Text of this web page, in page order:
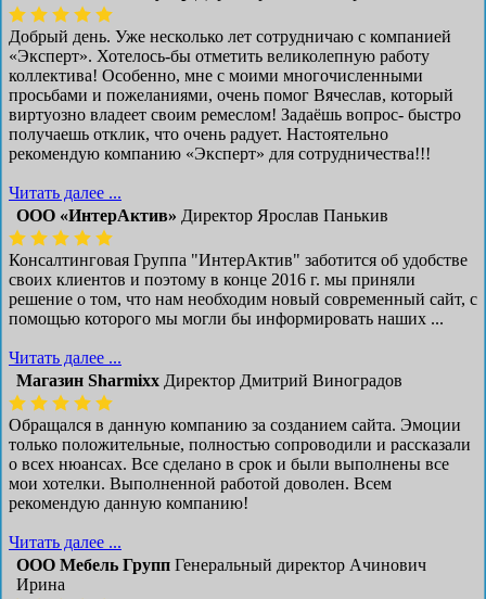
Добрый день. Уже несколько лет сотрудничаю с компанией
«Эксперт». Хотелось-бы отметить великолепную работу
коллектива! Особенно, мне с моими многочисленными
просьбами и пожеланиями, очень помог Вячеслав, который
виртуозно владеет своим ремеслом! Задаёшь вопрос- быстро
получаешь отклик, что очень радует. Настоятельно
рекомендую компанию «Эксперт» для сотрудничества!!!
Читать далее ...
ООО «ИнтерАктив» Директор Ярослав Панькив
Консалтинговая Группа "ИнтерАктив" заботится об удобстве
своих клиентов и поэтому в конце 2016 г. мы приняли
решение о том, что нам необходим новый современный сайт, с
помощью которого мы могли бы информировать наших ...
Читать далее ...
Магазин Sharmixx Директор Дмитрий Виноградов
Обращался в данную компанию за созданием сайта. Эмоции
только положительные, полностью сопроводили и рассказали
о всех нюансах. Все сделано в срок и были выполнены все
мои хотелки. Выполненной работой доволен. Всем
рекомендую данную компанию!
Читать далее ...
ООО Мебель Групп Генеральный директор Ачинович
Ирина